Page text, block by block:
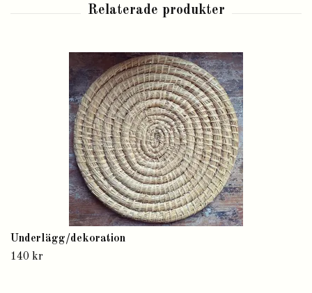
Underlägg/dekoration
140 kr